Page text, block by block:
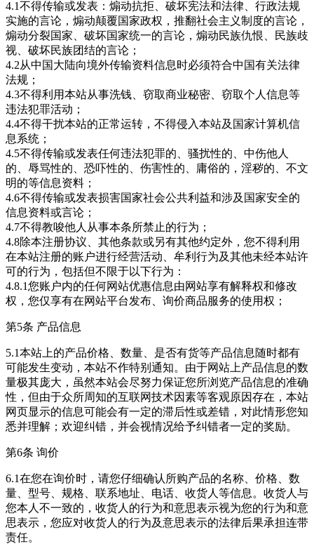
4.1不得传输或发表：煽动抗拒、破坏宪法和法律、行政法规
实施的言论，煽动颠覆国家政权，推翻社会主义制度的言论，
煽动分裂国家、破坏国家统一的言论，煽动民族仇恨、民族歧
视、破坏民族团结的言论；
4.2从中国大陆向境外传输资料信息时必须符合中国有关法律
法规；
4.3不得利用本站从事洗钱、窃取商业秘密、窃取个人信息等
违法犯罪活动；
4.4不得干扰本站的正常运转，不得侵入本站及国家计算机信
息系统；
4.5不得传输或发表任何违法犯罪的、骚扰性的、中伤他人
的、辱骂性的、恐吓性的、伤害性的、庸俗的，淫秽的、不文
明的等信息资料；
4.6不得传输或发表损害国家社会公共利益和涉及国家安全的
信息资料或言论；
4.7不得教唆他人从事本条所禁止的行为；
4.8除本注册协议、其他条款或另有其他约定外，您不得利用
在本站注册的账户进行经营活动、牟利行为及其他未经本站许
可的行为，包括但不限于以下行为：
4.8.1您账户内的任何网站优惠信息由网站享有解释权和修改
权，您仅享有在网站平台发布、询价商品服务的使用权；
第5条 产品信息
5.1本站上的产品价格、数量、是否有货等产品信息随时都有
可能发生变动，本站不作特别通知。由于网站上产品信息的数
量极其庞大，虽然本站会尽努力保证您所浏览产品信息的准确
性，但由于众所周知的互联网技术因素等客观原因存在，本站
网页显示的信息可能会有一定的滞后性或差错，对此情形您知
悉并理解；欢迎纠错，并会视情况给予纠错者一定的奖励。
第6条 询价
6.1在您在询价时，请您仔细确认所购产品的名称、价格、数
量、型号、规格、联系地址、电话、收货人等信息。收货人与
您本人不一致的，收货人的行为和意思表示视为您的行为和意
思表示，您应对收货人的行为及意思表示的法律后果承担连带
责任。